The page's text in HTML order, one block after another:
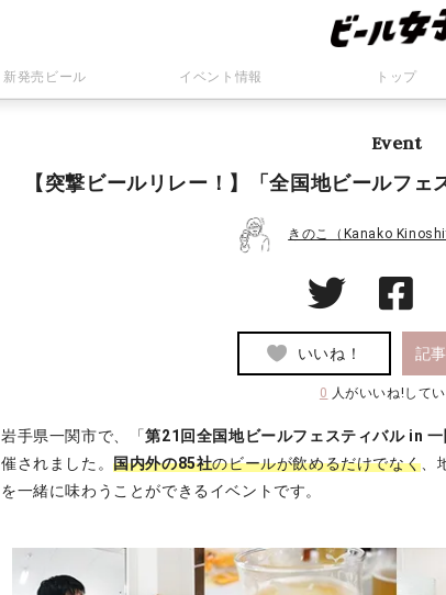
新発売ビール イベント情報 トップ
Event
【突撃ビールリレー！】「全国地ビールフ
きのこ（Kanako
いいね！ 記
0 人がいいね!して
岩手県一関市で、「第21回全国地ビールフェスティバル in 一
催されました。国内外の85社のビールが飲めるだけでなく
を一緒に味わうことができるイベントです。